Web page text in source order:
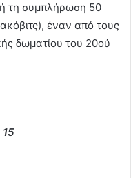
τη συμπλήρωση 50
έναν από τους
δωματίου του 20ού